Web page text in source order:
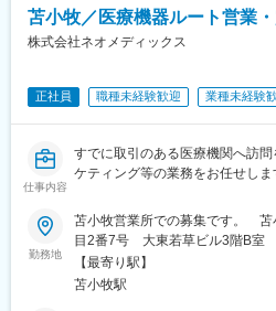
苫小牧／医療機器ルート営業
株式会社ネオメディックス
正社員 職種未経験歓迎 業種未経験
仕事内容
すでに取引のある医療機関へ訪
ケティング等の業務をお任せしま
勤務地
苫小牧営業所での募集です。 苫
目2番7号 大東若草ビル3階B室
す【最寄り駅】
苫小牧駅